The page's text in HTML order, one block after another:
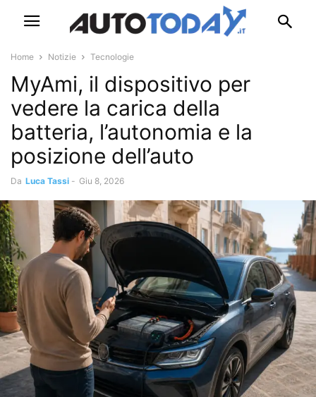
Home Notizie Tecnologie
MyAmi, il dispositivo per
vedere la carica della
batteria, l’autonomia e la
posizione dell’auto
Da Luca Tassi - Giu 8, 2026